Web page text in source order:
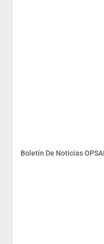
Boletín De Noticias